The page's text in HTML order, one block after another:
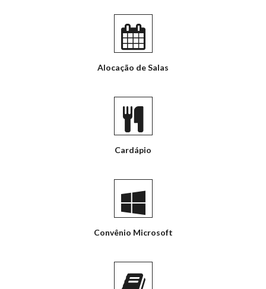
Alocação de Salas
Cardápio
Convênio Microsoft